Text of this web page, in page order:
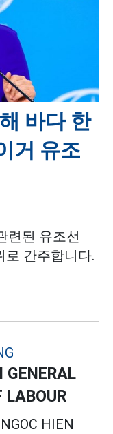
바다 한
거 유조
련된 유조선
로 간주합니다.
GENERAL
LABOUR
HIEN